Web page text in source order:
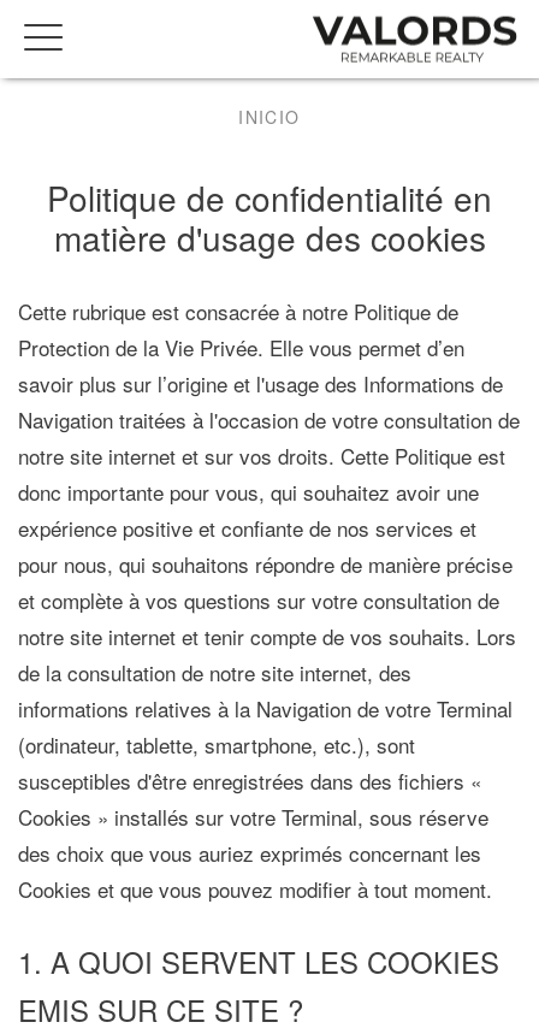
INICIO
Politique de confidentialité en
matière d'usage des cookies
Cette rubrique est consacrée à notre Politique de
Protection de la Vie Privée. Elle vous permet d’en
savoir plus sur l’origine et l'usage des Informations de
Navigation traitées à l'occasion de votre consultation de
notre site internet et sur vos droits. Cette Politique est
donc importante pour vous, qui souhaitez avoir une
expérience positive et confiante de nos services et
pour nous, qui souhaitons répondre de manière précise
et complète à vos questions sur votre consultation de
notre site internet et tenir compte de vos souhaits. Lors
de la consultation de notre site internet, des
informations relatives à la Navigation de votre Terminal
(ordinateur, tablette, smartphone, etc.), sont
susceptibles d'être enregistrées dans des fichiers «
Cookies » installés sur votre Terminal, sous réserve
des choix que vous auriez exprimés concernant les
Cookies et que vous pouvez modifier à tout moment.
1. A QUOI SERVENT LES COOKIES
EMIS SUR CE SITE ?